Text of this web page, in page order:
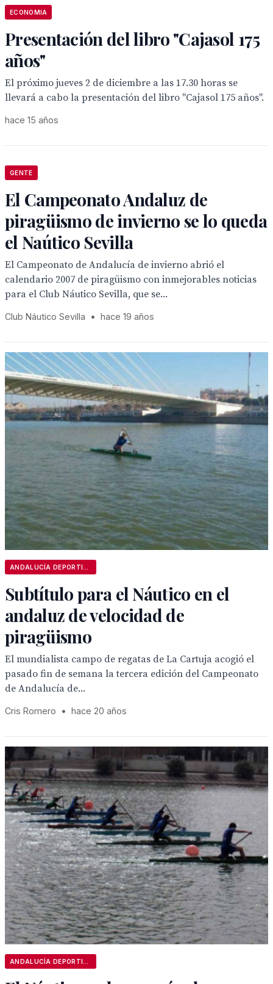
ECONOMIA
Presentación del libro "Cajasol 175
años"
El próximo jueves 2 de diciembre a las 17.30 horas se
llevará a cabo la presentación del libro "Cajasol 175 años".
hace 15 años
GENTE
El Campeonato Andaluz de
piragüismo de invierno se lo queda
el Naútico Sevilla
El Campeonato de Andalucía de invierno abrió el
calendario 2007 de piragüismo con inmejorables noticias
para el Club Náutico Sevilla, que se...
Club Náutico Sevilla • hace 19 años
Subtítulo para el Náutico en el
andaluz de velocidad de
piragüismo
El mundialista campo de regatas de La Cartuja acogió el
pasado fin de semana la tercera edición del Campeonato
de Andalucía de...
Cris Romero • hace 20 años